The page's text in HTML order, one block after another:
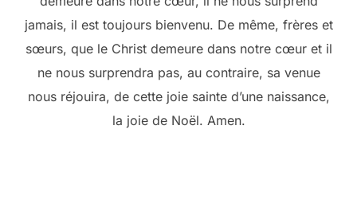
jamais, il est toujours bienvenu. De même, frères et
sœurs, que le Christ demeure dans notre cœur et il
ne nous surprendra pas, au contraire, sa venue
nous réjouira, de cette joie sainte d’une naissance,
la joie de Noël. Amen.